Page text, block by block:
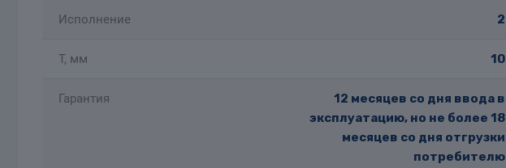
Исполнение 2
T, мм 10
Гарантия
12 месяцев со дня ввода в
эксплуатацию, но не более 18
месяцев со дня отгрузки
потребителю